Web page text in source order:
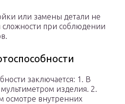
или замены детали не
сложности при соблюдении
заключается: 1. В
изделия. 2.
осмотре внутренних